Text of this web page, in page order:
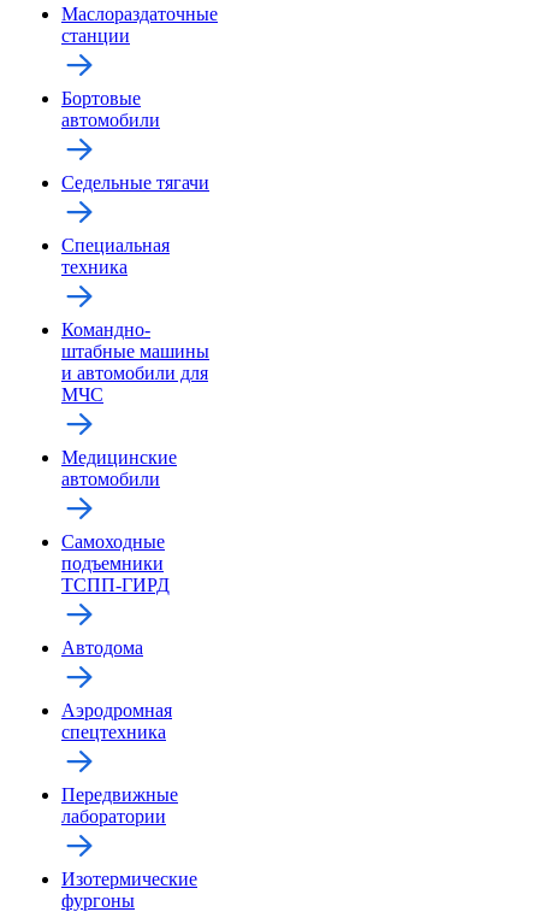
Маслораздаточные
станции
Бортовые
автомобили
Седельные тягачи
Специальная
техника
Командно-
штабные машины
и автомобили для
МЧС
Медицинские
автомобили
Самоходные
подъемники
ТСПП-ГИРД
Автодома
Аэродромная
спецтехника
Передвижные
лаборатории
Изотермические
фургоны